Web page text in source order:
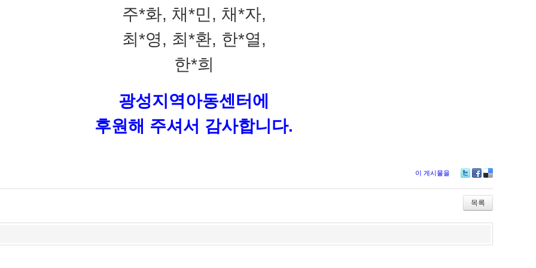
주*화, 채*민, 채*자,
최*영, 최*환, 한*열,
한*희
광성지역아동센터에
후원해 주셔서 감사합니다.
이 게시물을
bo
ok
ou
s
목록